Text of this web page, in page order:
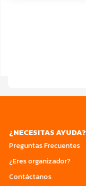
¿NECESITAS AYUDA?
Preguntas Frecuentes
¿Eres organizador?
Contáctanos